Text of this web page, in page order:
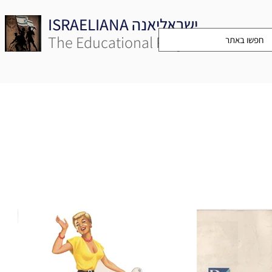
ISRAELIANA ישראליאנה
The Educational Project